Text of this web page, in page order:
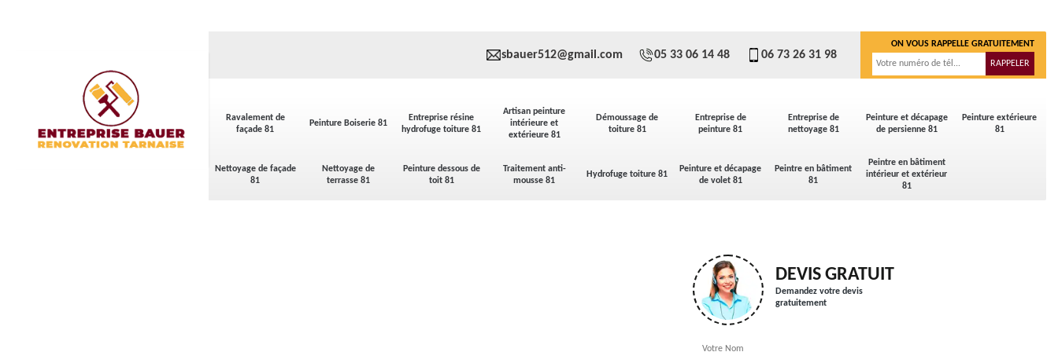
Ravalement de
façade 81
Peinture Boiserie 81
Entreprise résine
hydrofuge toiture 81
Artisan peinture
intérieure et
extérieure 81
Démoussage de
toiture 81
Entreprise de
peinture 81
Entreprise de
nettoyage 81
Peinture et décapage
de persienne 81
Peinture extérieure
81
Nettoyage de façade
81
Nettoyage de
terrasse 81
Peinture dessous de
toit 81
Traitement anti-
mousse 81
Hydrofuge toiture 81
Peinture et décapage
de volet 81
Peintre en bâtiment
81
Peintre en bâtiment
intérieur et extérieur
81
sbauer512@gmail.com 05 33 06 14 48 06 73 26 31 98
ON VOUS RAPPELLE GRATUITEMENT
DEVIS GRATUIT
Demandez votre devis
gratuitement